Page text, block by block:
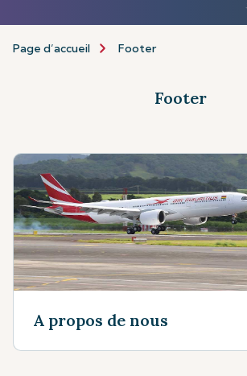
Page d’accueil Footer
Footer
A propos de nous